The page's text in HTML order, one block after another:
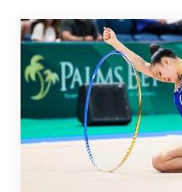
Nächster Halt: